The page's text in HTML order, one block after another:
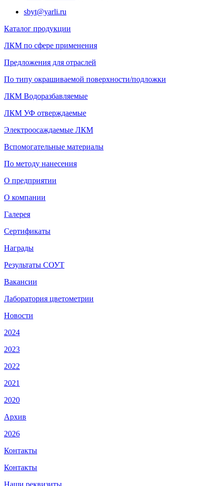
sbyt@yarli.ru
Каталог продукции
ЛКМ по сфере применения
Предложения для отраслей
По типу окрашиваемой поверхности/подложки
ЛКМ Водоразбавляемые
ЛКМ УФ отверждаемые
Электроосаждаемые ЛКМ
Вспомогательные материалы
По методу нанесения
О предприятии
О компании
Галерея
Сертификаты
Награды
Результаты СОУТ
Вакансии
Лаборатория цветометрии
Новости
2024
2023
2022
2021
2020
Архив
2026
Контакты
Контакты